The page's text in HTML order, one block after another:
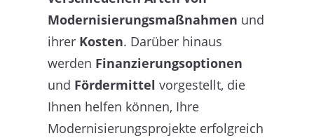
Modernisierungsmaßnahmen und
ihrer Kosten. Darüber hinaus
werden Finanzierungsoptionen
und Fördermittel vorgestellt, die
Ihnen helfen können, Ihre
Modernisierungsprojekte erfolgreich